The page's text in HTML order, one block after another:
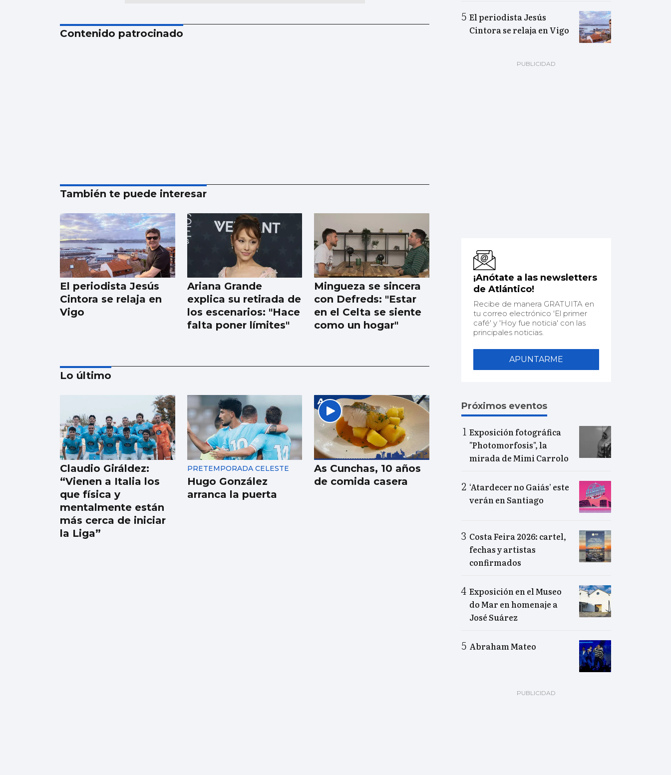
Contenido patrocinado
También te puede interesar
El periodista Jesús
Cintora se relaja en
Vigo
Ariana Grande
explica su retirada de
los escenarios: "Hace
falta poner límites"
Mingueza se sincera
con Defreds: "Estar
en el Celta se siente
como un hogar"
Borja Iglesias, Ana
Peleteiro o Abel
Caballero, entre los
favoritos de los
gallegos para
compartir un viaje
Lo último
Claudio Giráldez:
“Vienen a Italia los
que física y
mentalmente están
más cerca de iniciar
la Liga”
PRETEMPORADA CELESTE
Hugo González
arranca la puerta
As Cunchas, 10 años
de comida casera
El periodista Jesús
Cintora se relaja en Vigo
¡Anótate a las newsletters
de Atlántico!
Recibe de manera GRATUITA en
tu correo electrónico 'El primer
café' y 'Hoy fue noticia' con las
principales noticias.
APUNTARME
Próximos eventos
Exposición fotográfica
"Photomorfosis", la
mirada de Mimi Carrolo
‘Atardecer no Gaiás’ este
verán en Santiago
Costa Feira 2026: cartel,
fechas y artistas
confirmados
Exposición en el Museo
do Mar en homenaje a
José Suárez
Abraham Mateo